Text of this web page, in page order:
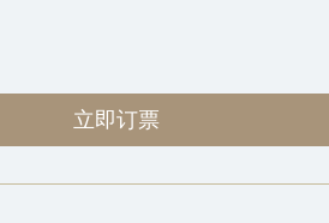
立即订票